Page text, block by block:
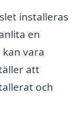
installeras
en
vara
att
och